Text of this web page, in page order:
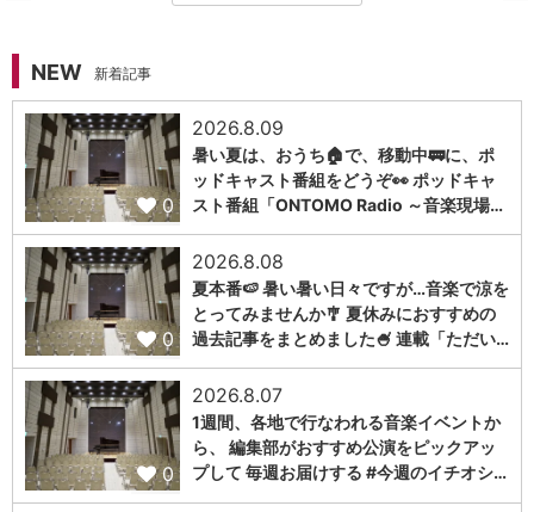
NEW 新着記事
0
2026.8.09
暑い夏は、おうち🏠で、移動中🚃に、ポ
ッドキャスト番組をどうぞ👀 ポッドキャ
スト番組「ONTOMO Radio ～音楽現場…
0
2026.8.08
夏本番🍉 暑い暑い日々ですが…音楽で涼を
とってみませんか🎐 夏休みにおすすめの
過去記事をまとめました🍧 連載「ただい…
0
2026.8.07
1週間、各地で行なわれる音楽イベントか
ら、 編集部がおすすめ公演をピックアッ
プして 毎週お届けする #今週のイチオシ…